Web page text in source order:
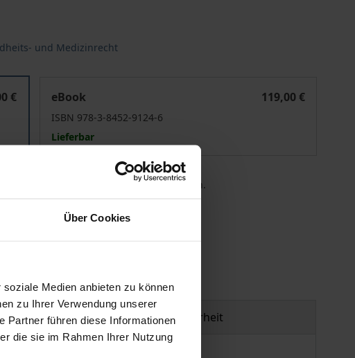
Über Cookies
Medien anbieten zu können
zu Ihrer Verwendung unserer
Partner führen diese Informationen
die sie im Rahmen Ihrer Nutzung
und Medizinrecht
€
eBook
119,00 €
ISBN 978-3-8452-9124-6
Lieferbar
kann die MwSt. an der Kasse variieren.
Produktsicherheit